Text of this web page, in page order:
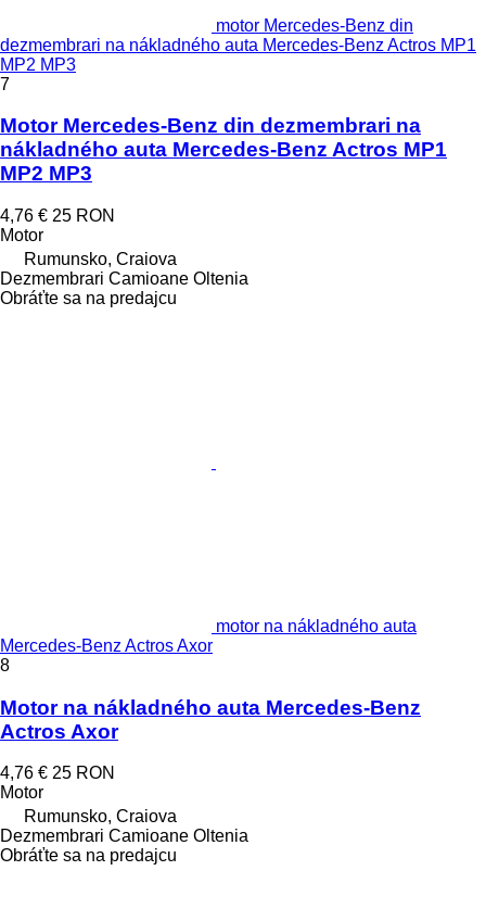
motor Mercedes-Benz din
dezmembrari na nákladného auta Mercedes-Benz Actros MP1
MP2 MP3
7
Motor Mercedes-Benz din dezmembrari na
nákladného auta Mercedes-Benz Actros MP1
MP2 MP3
4,76 € 25 RON
Motor
Rumunsko, Craiova
Dezmembrari Camioane Oltenia
Obráťte sa na predajcu
motor na nákladného auta
Mercedes-Benz Actros Axor
8
Motor na nákladného auta Mercedes-Benz
Actros Axor
4,76 € 25 RON
Motor
Rumunsko, Craiova
Dezmembrari Camioane Oltenia
Obráťte sa na predajcu